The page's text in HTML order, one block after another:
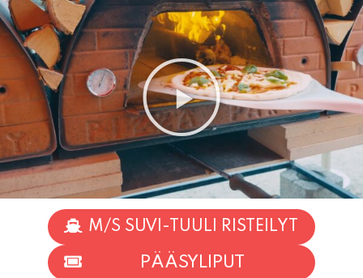
M/S SUVI-TUULI RISTEILYT
PÄÄSYLIPUT